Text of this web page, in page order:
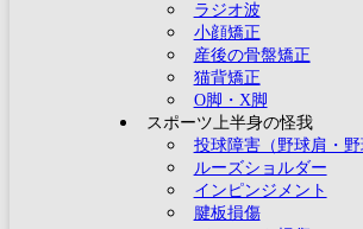
ラジオ波
小顔矯正
産後の骨盤矯正
猫背矯正
O脚・X脚
スポーツ上半身の怪我
投球障害（野球肩・野
ルーズショルダー
インピンジメント
腱板損傷